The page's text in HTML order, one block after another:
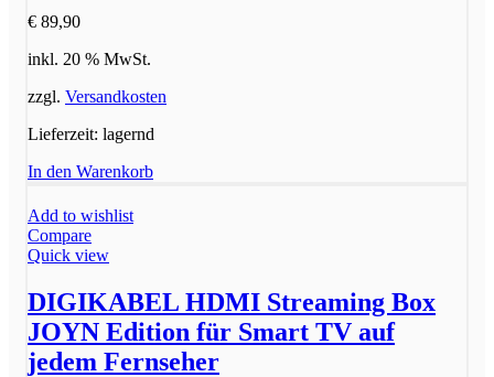
€ 89,90
inkl. 20 % MwSt.
zzgl. Versandkosten
Lieferzeit: lagernd
In den Warenkorb
Add to wishlist
Compare
Quick view
DIGIKABEL HDMI Streaming Box
JOYN Edition für Smart TV auf
jedem Fernseher